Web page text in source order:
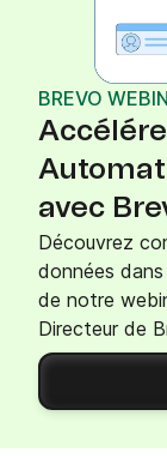
BREVO
avec
Découvrez
données
de notre
Directeur de